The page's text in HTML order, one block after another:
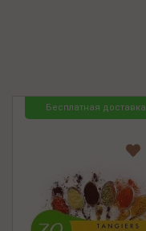
Бесплатная доставка